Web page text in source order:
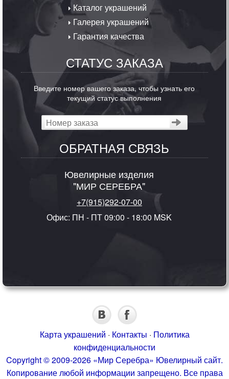
Каталог украшений
Галерея украшений
Гарантия качества
СТАТУС ЗАКАЗА
Введите номер вашего заказа, чтобы узнать его
текущий статус выполнения
ОБРАТНАЯ СВЯЗЬ
Ювелирные изделия
"МИР СЕРЕБРА"
+7(915)292-07-00
Офис: ПН - ПТ 09:00 - 18:00 MSK
Карта украшений · Контакты · Политика
конфиденциальности
Copyright © 2009-2026 «Мир Серебра» Ювелирный сайт.
Копирование любой информации запрещено. Все права